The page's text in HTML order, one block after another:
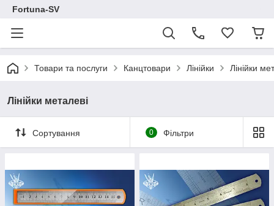
Fortuna-SV
Товари та послуги Канцтовари Лінійки Лінійки
Лінійки металеві
Сортування 0 Фільтри